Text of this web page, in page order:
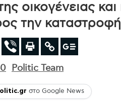
οικογένειας
την καταστροφή
Politic Team
στο Google News